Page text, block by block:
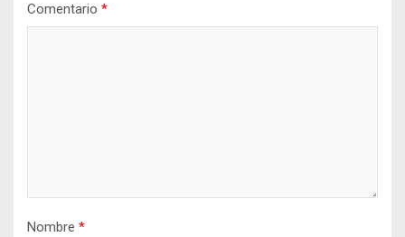
Comentario *
Nombre *